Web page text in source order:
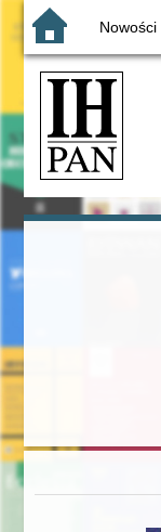
Nowości